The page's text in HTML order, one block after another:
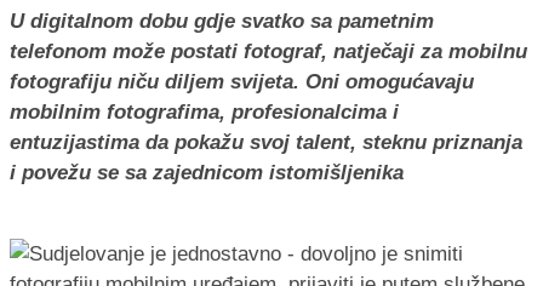
U digitalnom dobu gdje svatko sa pametnim
telefonom može postati fotograf, natječaji za mobilnu
fotografiju niču diljem svijeta. Oni omogućavaju
mobilnim fotografima, profesionalcima i
entuzijastima da pokažu svoj talent, steknu priznanja
i povežu se sa zajednicom istomišljenika